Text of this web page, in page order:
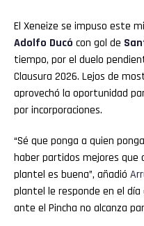
El Xeneize se impuso este
Adolfo Ducó con gol de
tiempo, por el duelo
Clausura 2026. Lejos de
aprovechó la oportunidad
por incorporaciones.
“Sé que ponga a quien
haber partidos mejores que
plantel es buena”, añadió
plantel le responde en el
ante el Pincha no alcanza